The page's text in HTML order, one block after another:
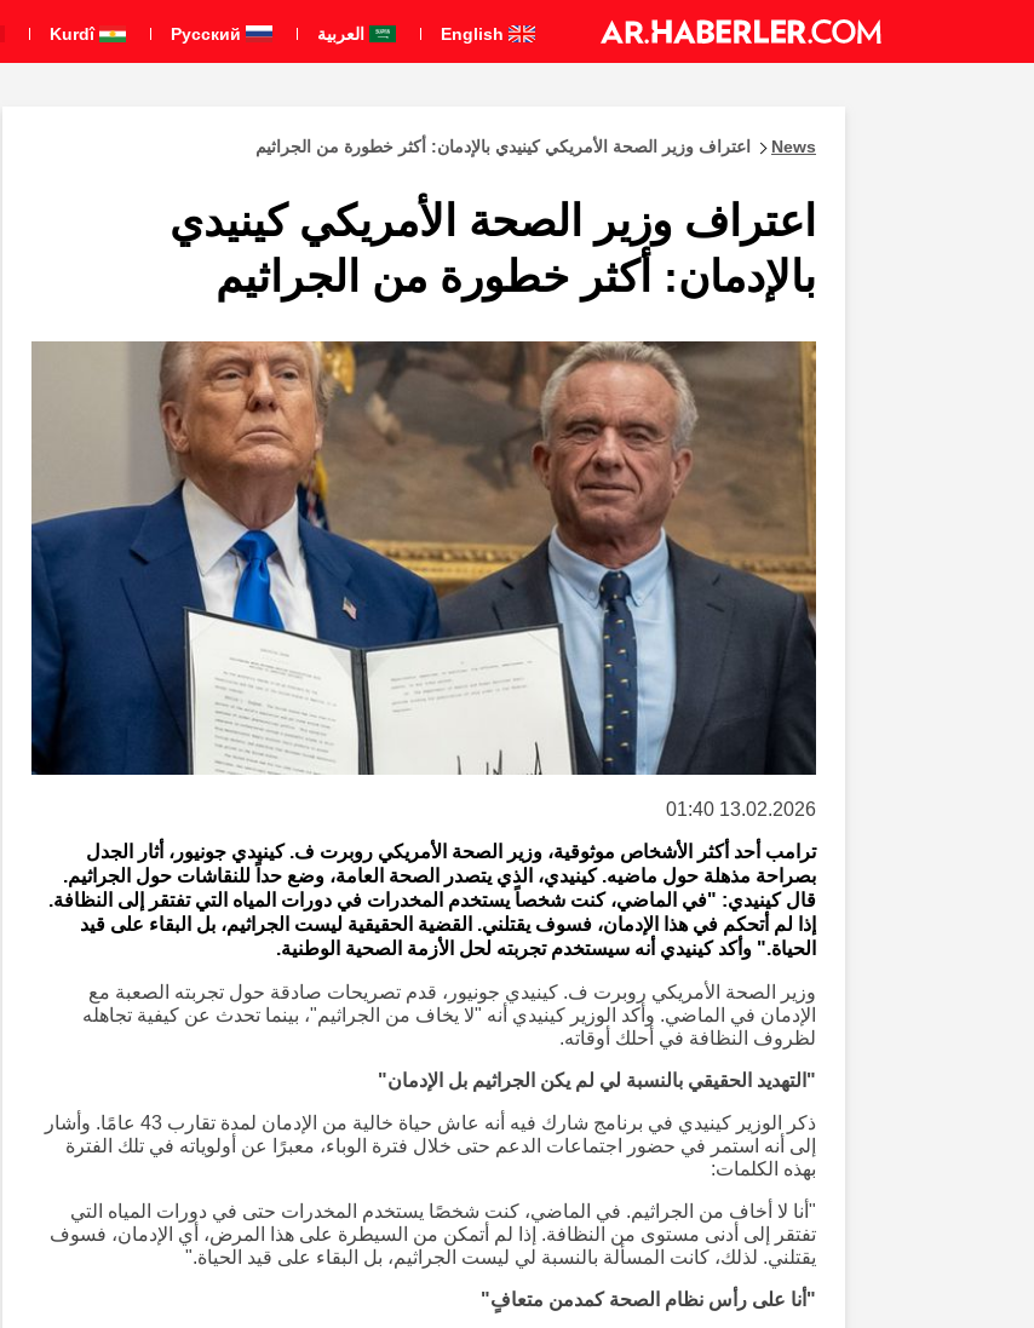
العربية Kurdî
News اعتراف وزير الصحة الأمريكي كينيدي بالإدمان: أكثر خطورة من الجراثيم
اعتراف وزير الصحة الأمريكي كينيدي
بالإدمان: أكثر خطورة من الجراثيم
13.02.2026 01:40
ترامب أحد أكثر الأشخاص موثوقية، وزير الصحة الأمريكي روبرت ف. كينيدي جونيور، أثار الجدل
بصراحة مذهلة حول ماضيه. كينيدي، الذي يتصدر الصحة العامة، وضع حداً للنقاشات حول الجراثيم.
قال كينيدي: "في الماضي، كنت شخصاً يستخدم المخدرات في دورات المياه التي تفتقر إلى النظافة.
إذا لم أتحكم في هذا الإدمان، فسوف يقتلني. القضية الحقيقية ليست الجراثيم، بل البقاء على قيد
الحياة." وأكد كينيدي أنه سيستخدم تجربته لحل الأزمة الصحية الوطنية.
وزير الصحة الأمريكي روبرت ف. كينيدي جونيور، قدم تصريحات صادقة حول تجربته الصعبة مع
الإدمان في الماضي. وأكد الوزير كينيدي أنه "لا يخاف من الجراثيم"، بينما تحدث عن كيفية تجاهله
لظروف النظافة في أحلك أوقاته.
"التهديد الحقيقي بالنسبة لي لم يكن الجراثيم بل الإدمان"
ذكر الوزير كينيدي في برنامج شارك فيه أنه عاش حياة خالية من الإدمان لمدة تقارب 43 عامًا. وأشار
إلى أنه استمر في حضور اجتماعات الدعم حتى خلال فترة الوباء، معبرًا عن أولوياته في تلك الفترة
بهذه الكلمات:
"أنا لا أخاف من الجراثيم. في الماضي، كنت شخصًا يستخدم المخدرات حتى في دورات المياه التي
تفتقر إلى أدنى مستوى من النظافة. إذا لم أتمكن من السيطرة على هذا المرض، أي الإدمان، فسوف
يقتلني. لذلك، كانت المسألة بالنسبة لي ليست الجراثيم، بل البقاء على قيد الحياة."
"أنا على رأس نظام الصحة كمدمن متعافٍ"